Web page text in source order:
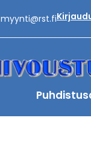
myynti@rst.fi